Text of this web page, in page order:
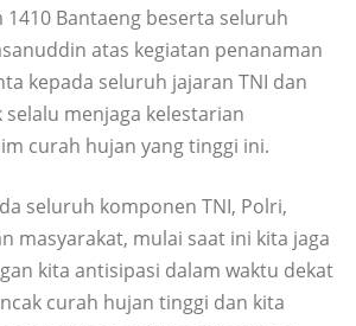
Bantaeng beserta seluruh
atas kegiatan penanaman
kepada seluruh jajaran TNI dan
menjaga kelestarian
curah hujan yang tinggi ini.
seluruh komponen TNI, Polri,
masyarakat, mulai saat ini kita jaga
kita antisipasi dalam waktu dekat
curah hujan tinggi dan kita